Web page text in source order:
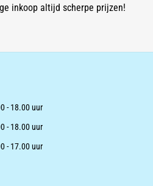
inkoop altijd scherpe prijzen!
- 18.00 uur
- 18.00 uur
- 17.00 uur